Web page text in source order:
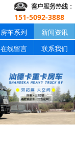
房车系列
新闻资讯
在线留言 联系我们
151-5092-3888